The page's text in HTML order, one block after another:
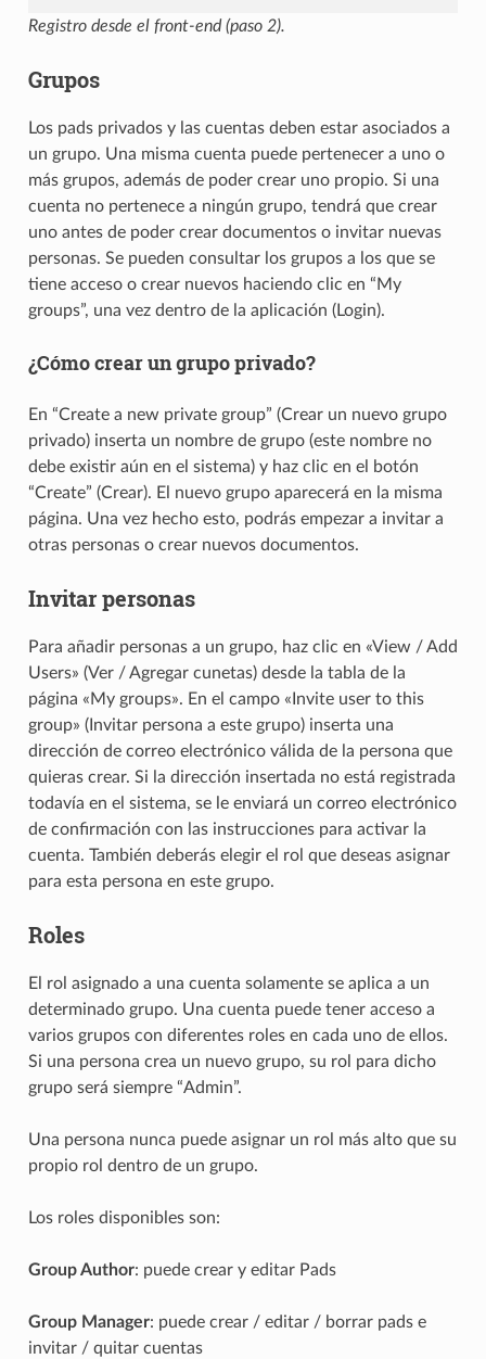
Registro desde el front-end (paso 2).
Grupos
Los pads privados y las cuentas deben estar asociados a
un grupo. Una misma cuenta puede pertenecer a uno o
más grupos, además de poder crear uno propio. Si una
cuenta no pertenece a ningún grupo, tendrá que crear
uno antes de poder crear documentos o invitar nuevas
personas. Se pueden consultar los grupos a los que se
tiene acceso o crear nuevos haciendo clic en “My
groups”, una vez dentro de la aplicación (Login).
¿Cómo crear un grupo privado?
En “Create a new private group” (Crear un nuevo grupo
privado) inserta un nombre de grupo (este nombre no
debe existir aún en el sistema) y haz clic en el botón
“Create” (Crear). El nuevo grupo aparecerá en la misma
página. Una vez hecho esto, podrás empezar a invitar a
otras personas o crear nuevos documentos.
Invitar personas
Para añadir personas a un grupo, haz clic en «View / Add
Users» (Ver / Agregar cunetas) desde la tabla de la
página «My groups». En el campo «Invite user to this
group» (Invitar persona a este grupo) inserta una
dirección de correo electrónico válida de la persona que
quieras crear. Si la dirección insertada no está registrada
todavía en el sistema, se le enviará un correo electrónico
de confirmación con las instrucciones para activar la
cuenta. También deberás elegir el rol que deseas asignar
para esta persona en este grupo.
Roles
El rol asignado a una cuenta solamente se aplica a un
determinado grupo. Una cuenta puede tener acceso a
varios grupos con diferentes roles en cada uno de ellos.
Si una persona crea un nuevo grupo, su rol para dicho
grupo será siempre “Admin”.
Una persona nunca puede asignar un rol más alto que su
propio rol dentro de un grupo.
Los roles disponibles son:
Group Author: puede crear y editar Pads
Group Manager: puede crear / editar / borrar pads e
invitar / quitar cuentas